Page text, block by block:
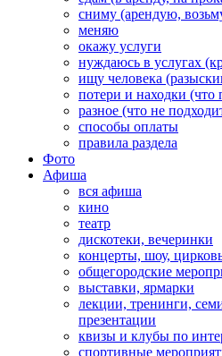
сниму (арендую,
меняю
окажу услуги
нуждаюсь в услугах
ищу человека
потери и находки
разное (что не
способы оплаты
правила раздела
Фото
Афиша
вся афиша
кино
театр
дискотеки, вечеринки
концерты, шоу,
общегородские
выставки, ярмарки
лекции, тренинги,
презентации
квизы и клубы по
спортивные